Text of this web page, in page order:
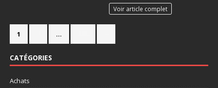
Voir article complet
1 …
CATÉGORIES
Achats